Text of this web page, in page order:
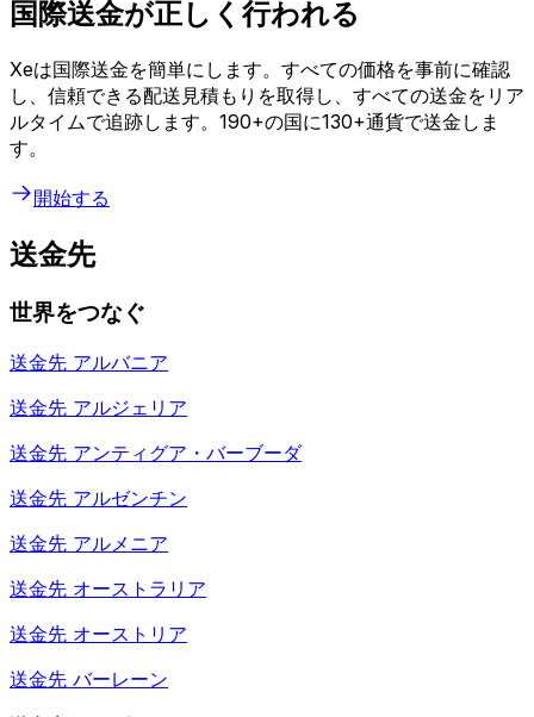
国際送金が正しく行われる
Xeは国際送金を簡単にします。すべての価格を事前に確認
し、信頼できる配送見積もりを取得し、すべての送金をリア
ルタイムで追跡します。190+の国に130+通貨で送金しま
す。
開始する
送金先
世界をつなぐ
送金先 アルバニア
送金先 アルジェリア
送金先 アンティグア・バーブーダ
送金先 アルゼンチン
送金先 アルメニア
送金先 オーストラリア
送金先 オーストリア
送金先 バーレーン